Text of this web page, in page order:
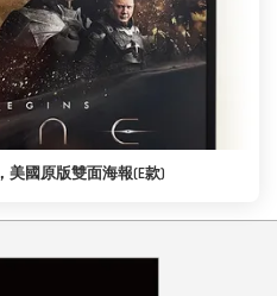
美國原版雙面海報(E款)